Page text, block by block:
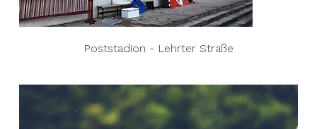
Poststadion - Lehrter Straße